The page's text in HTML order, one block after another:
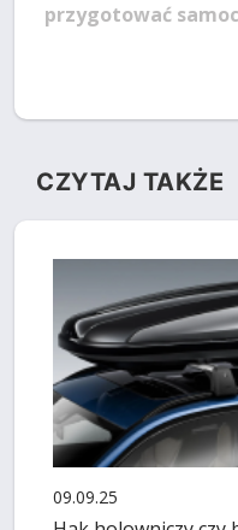
przygotować
CZYTAJ TAKŻE
09.09.25